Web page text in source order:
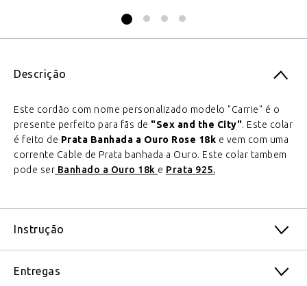
Descrição
Este cordão com nome personalizado modelo "Carrie" é o
presente perfeito para fãs de "Sex and the City". Este colar
é feito de Prata Banhada a Ouro Rose 18k e vem com uma
corrente Cable de Prata banhada a Ouro. Este colar tambem
pode ser Banhado a Ouro 18k e Prata 925.
Instrução
Entregas